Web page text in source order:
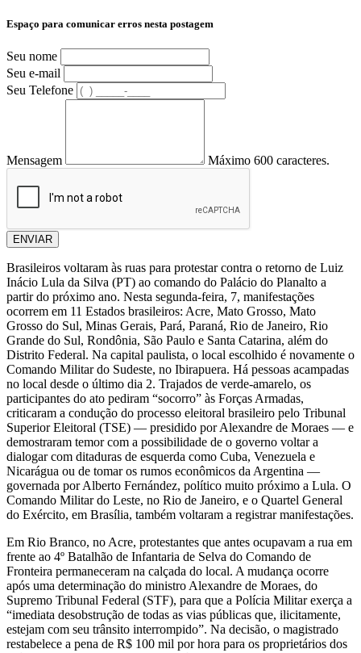
Espaço para comunicar erros nesta postagem
Seu nome
Seu e-mail
Seu Telefone
Mensagem Máximo 600 caracteres.
ENVIAR
Brasileiros voltaram às ruas para protestar contra o retorno de Luiz
Inácio Lula da Silva (PT) ao comando do Palácio do Planalto a
partir do próximo ano. Nesta segunda-feira, 7, manifestações
ocorrem em 11 Estados brasileiros: Acre, Mato Grosso, Mato
Grosso do Sul, Minas Gerais, Pará, Paraná, Rio de Janeiro, Rio
Grande do Sul, Rondônia, São Paulo e Santa Catarina, além do
Distrito Federal. Na capital paulista, o local escolhido é novamente o
Comando Militar do Sudeste, no Ibirapuera. Há pessoas acampadas
no local desde o último dia 2. Trajados de verde-amarelo, os
participantes do ato pediram “socorro” às Forças Armadas,
criticaram a condução do processo eleitoral brasileiro pelo Tribunal
Superior Eleitoral (TSE) — presidido por Alexandre de Moraes — e
demostraram temor com a possibilidade de o governo voltar a
dialogar com ditaduras de esquerda como Cuba, Venezuela e
Nicarágua ou de tomar os rumos econômicos da Argentina —
governada por Alberto Fernández, político muito próximo a Lula. O
Comando Militar do Leste, no Rio de Janeiro, e o Quartel General
do Exército, em Brasília, também voltaram a registrar manifestações.
Em Rio Branco, no Acre, protestantes que antes ocupavam a rua em
frente ao 4º Batalhão de Infantaria de Selva do Comando de
Fronteira permaneceram na calçada do local. A mudança ocorre
após uma determinação do ministro Alexandre de Moraes, do
Supremo Tribunal Federal (STF), para que a Polícia Militar exerça a
“imediata desobstrução de todas as vias públicas que, ilicitamente,
estejam com seu trânsito interrompido”. Na decisão, o magistrado
restabelece a pena de R$ 100 mil por hora para os proprietários dos